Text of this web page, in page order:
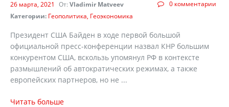
0 комментарии
26 марта, 2021 От: Vladimir Matveev
Категории: Геополитика Геоэкономика
Президент США Байден в ходе первой большой
официальной пресс-конференции назвал КНР большим
конкурентом США, вскользь упомянул РФ в контексте
размышлений об автократических режимах, а также
европейских партнеров, но не ...
Читать больше